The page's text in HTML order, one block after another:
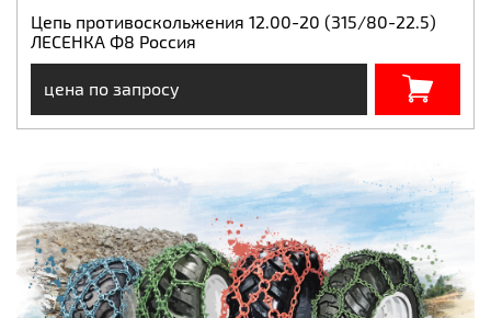
Цепь противоскольжения 12.00-20 (315/80-22.5)
ЛЕСЕНКА Ф8 Россия
цена по запросу